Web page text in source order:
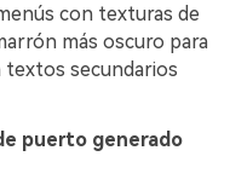
con texturas de
más oscuro para
textos secundarios
puerto generado